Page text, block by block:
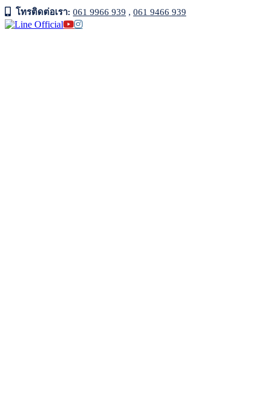
Skip
to
content
โทรติดต่อเรา: 061 9966 939 , 061 9466 939
Facebook
Line
YouTube
Instagram